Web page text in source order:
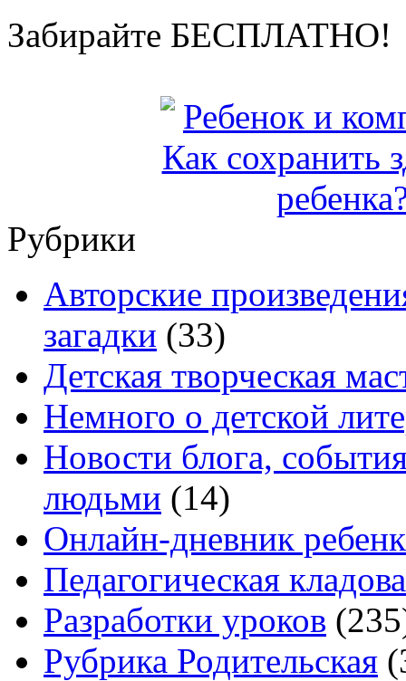
Забирайте БЕСПЛАТНО!
Рубрики
Авторские
загадки (33)
Детская творческая
Немного о детской
Новости блога,
людьми (14)
Онлайн-дневник
Педагогическая
Разработки уроков
Рубрика Родительская